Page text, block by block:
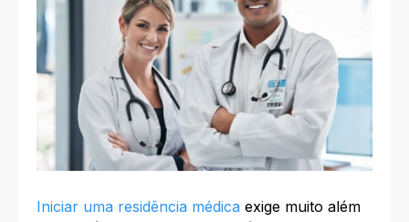
Iniciar uma residência médica exige muito além